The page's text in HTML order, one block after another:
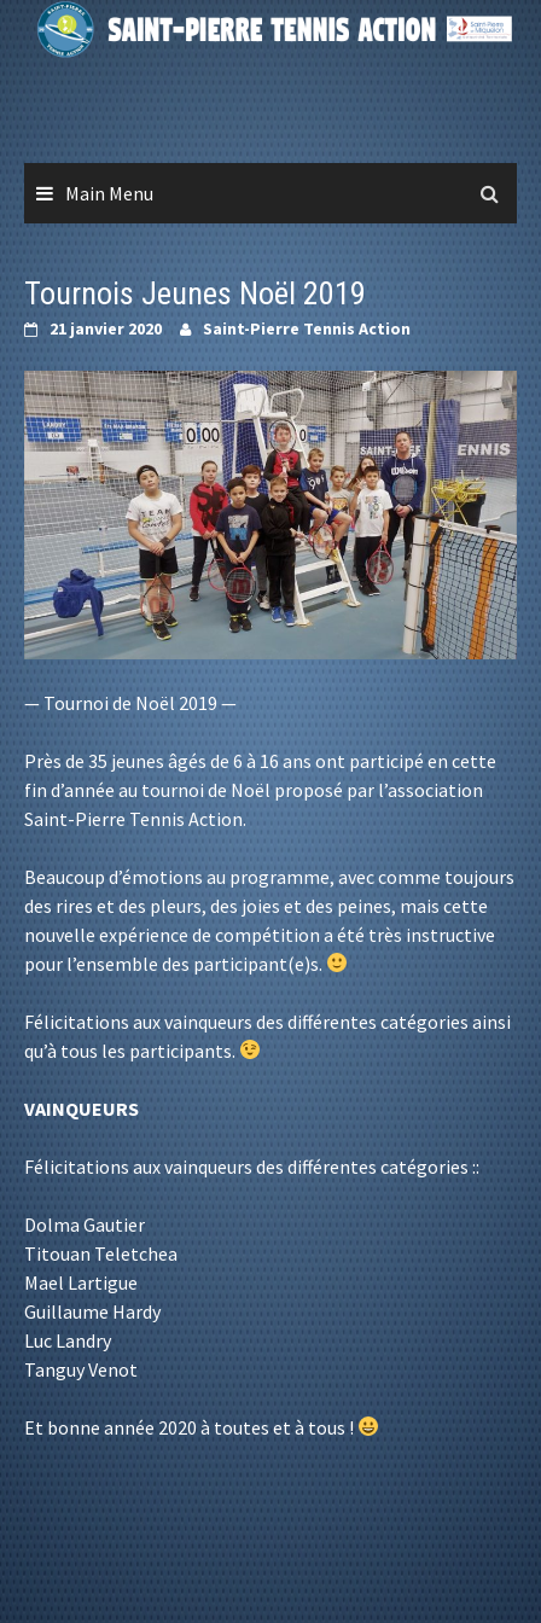
Main Menu
Tournois Jeunes Noël 2019
21 janvier 2020 Saint-Pierre Tennis Action
— Tournoi de Noël 2019 —
Près de 35 jeunes âgés de 6 à 16 ans ont participé en cette
fin d’année au tournoi de Noël proposé par l’association
Saint-Pierre Tennis Action.
Beaucoup d’émotions au programme, avec comme toujours
des rires et des pleurs, des joies et des peines, mais cette
nouvelle expérience de compétition a été très instructive
pour l’ensemble des participant(e)s.
Félicitations aux vainqueurs des différentes catégories ainsi
qu’à tous les participants.
VAINQUEURS
Félicitations aux vainqueurs des différentes catégories ::
Dolma Gautier
Titouan Teletchea
Mael Lartigue
Guillaume Hardy
Luc Landry
Tanguy Venot
Et bonne année 2020 à toutes et à tous !